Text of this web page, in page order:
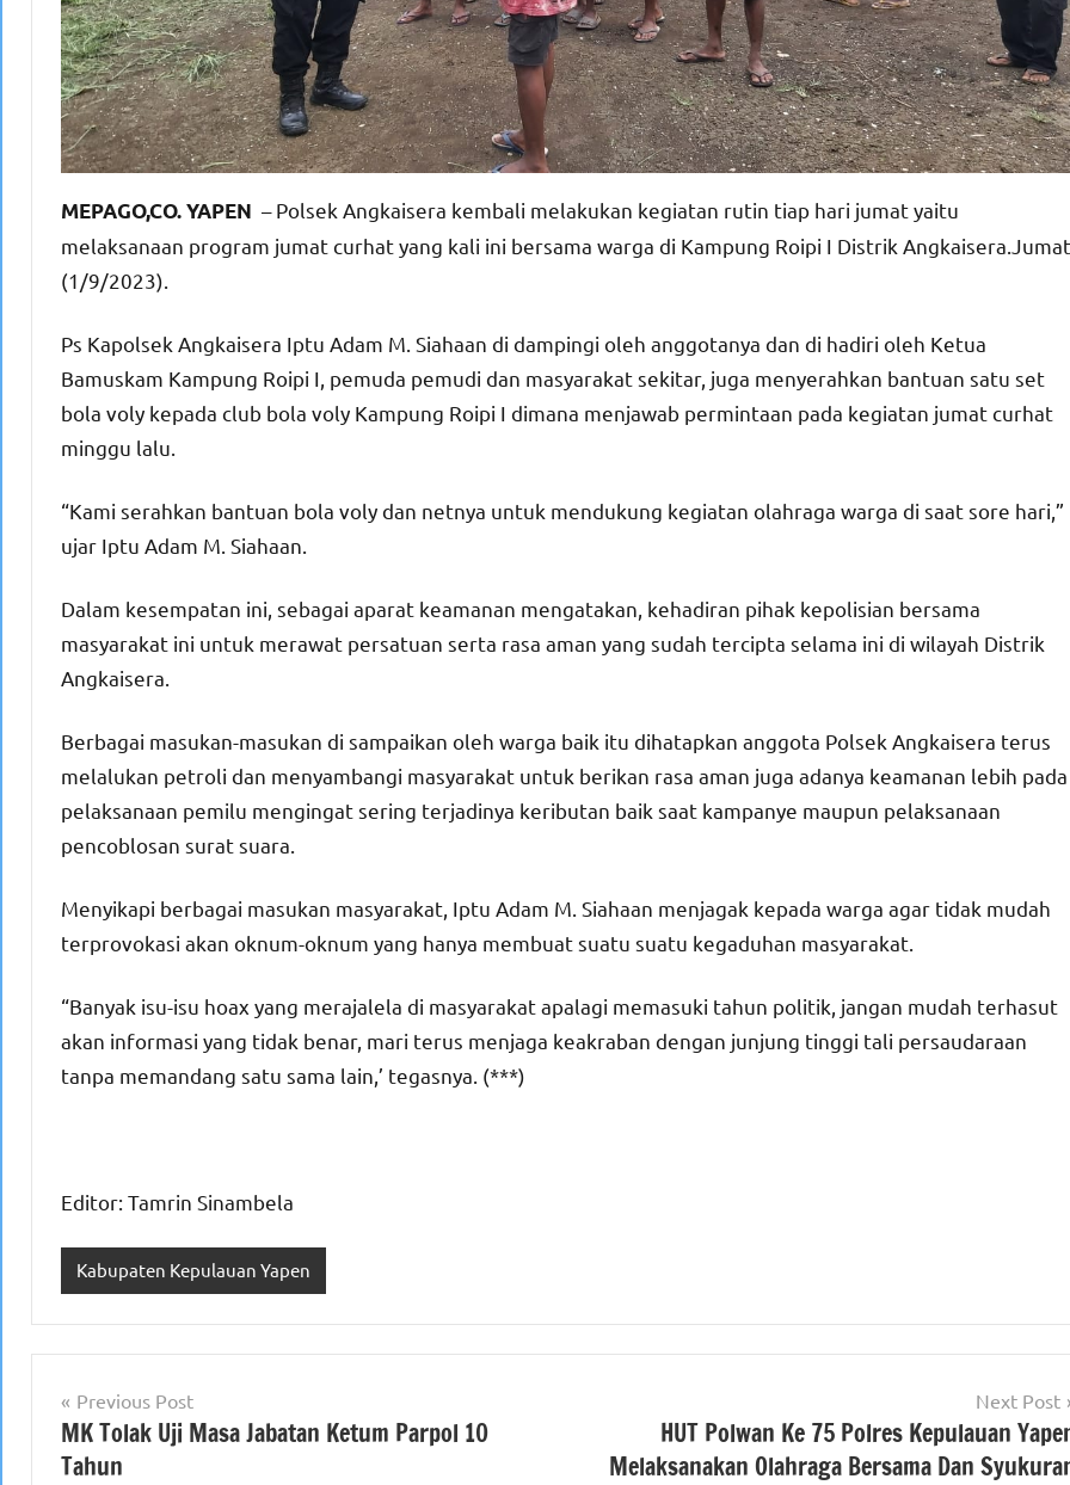
MEPAGO,CO. YAPEN – Polsek Angkaisera kembali melakukan kegiatan rutin tiap hari jumat yaitu
melaksanaan program jumat curhat yang kali ini bersama warga di Kampung Roipi I Distrik Angkaisera.Jumat
(1/9/2023).
Ps Kapolsek Angkaisera Iptu Adam M. Siahaan di dampingi oleh anggotanya dan di hadiri oleh Ketua
Bamuskam Kampung Roipi I, pemuda pemudi dan masyarakat sekitar, juga menyerahkan bantuan satu set
bola voly kepada club bola voly Kampung Roipi I dimana menjawab permintaan pada kegiatan jumat curhat
minggu lalu.
“Kami serahkan bantuan bola voly dan netnya untuk mendukung kegiatan olahraga warga di saat sore hari,”
ujar Iptu Adam M. Siahaan.
Dalam kesempatan ini, sebagai aparat keamanan mengatakan, kehadiran pihak kepolisian bersama
masyarakat ini untuk merawat persatuan serta rasa aman yang sudah tercipta selama ini di wilayah Distrik
Angkaisera.
Berbagai masukan-masukan di sampaikan oleh warga baik itu dihatapkan anggota Polsek Angkaisera terus
melalukan petroli dan menyambangi masyarakat untuk berikan rasa aman juga adanya keamanan lebih pada
pelaksanaan pemilu mengingat sering terjadinya keributan baik saat kampanye maupun pelaksanaan
pencoblosan surat suara.
Menyikapi berbagai masukan masyarakat, Iptu Adam M. Siahaan menjagak kepada warga agar tidak mudah
terprovokasi akan oknum-oknum yang hanya membuat suatu suatu kegaduhan masyarakat.
“Banyak isu-isu hoax yang merajalela di masyarakat apalagi memasuki tahun politik, jangan mudah terhasut
akan informasi yang tidak benar, mari terus menjaga keakraban dengan junjung tinggi tali persaudaraan
tanpa memandang satu sama lain,’ tegasnya. (***)
Editor: Tamrin Sinambela
Kabupaten Kepulauan Yapen
Navigasi
pos
Previous Post
MK Tolak Uji Masa Jabatan Ketum Parpol 10
Tahun
Next Post
HUT Polwan Ke 75 Polres Kepulauan
Melaksanakan Olahraga Bersama Dan